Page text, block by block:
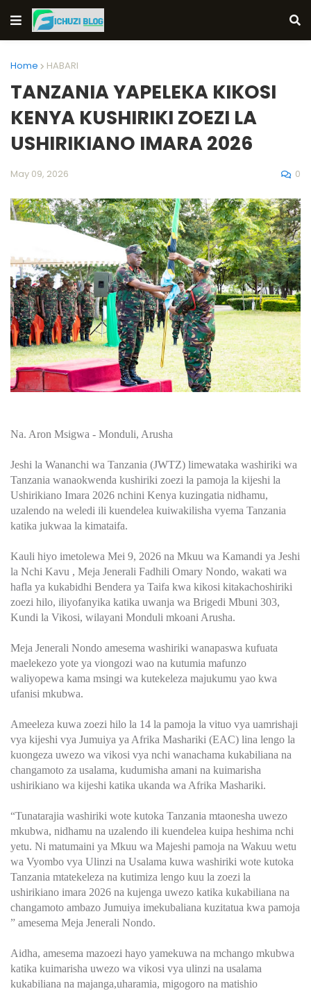
Home HABARI
TANZANIA YAPELEKA KIKOSI
KENYA KUSHIRIKI ZOEZI LA
USHIRIKIANO IMARA 2026
May 09, 2026 0
Na. Aron Msigwa - Monduli, Arusha
Jeshi la Wananchi wa Tanzania (JWTZ) limewataka washiriki wa
Tanzania wanaokwenda kushiriki zoezi la pamoja la kijeshi la
Ushirikiano Imara 2026 nchini Kenya kuzingatia nidhamu,
uzalendo na weledi ili kuendelea kuiwakilisha vyema Tanzania
katika jukwaa la kimataifa.
Kauli hiyo imetolewa Mei 9, 2026 na Mkuu wa Kamandi ya Jeshi
la Nchi Kavu , Meja Jenerali Fadhili Omary Nondo, wakati wa
hafla ya kukabidhi Bendera ya Taifa kwa kikosi kitakachoshiriki
zoezi hilo, iliyofanyika katika uwanja wa Brigedi Mbuni 303,
Kundi la Vikosi, wilayani Monduli mkoani Arusha.
Meja Jenerali Nondo amesema washiriki wanapaswa kufuata
maelekezo yote ya viongozi wao na kutumia mafunzo
waliyopewa kama msingi wa kutekeleza majukumu yao kwa
ufanisi mkubwa.
Ameeleza kuwa zoezi hilo la 14 la pamoja la vituo vya uamrishaji
vya kijeshi vya Jumuiya ya Afrika Mashariki (EAC) lina lengo la
kuongeza uwezo wa vikosi vya nchi wanachama kukabiliana na
changamoto za usalama, kudumisha amani na kuimarisha
ushirikiano wa kijeshi katika ukanda wa Afrika Mashariki.
“Tunatarajia washiriki wote kutoka Tanzania mtaonesha uwezo
mkubwa, nidhamu na uzalendo ili kuendelea kuipa heshima nchi
yetu. Ni matumaini ya Mkuu wa Majeshi pamoja na Wakuu wetu
wa Vyombo vya Ulinzi na Usalama kuwa washiriki wote kutoka
Tanzania mtatekeleza na kutimiza lengo kuu la zoezi la
ushirikiano imara 2026 na kujenga uwezo katika kukabiliana na
changamoto ambazo Jumuiya imekubaliana kuzitatua kwa pamoja
” amesema Meja Jenerali Nondo.
Aidha, amesema mazoezi hayo yamekuwa na mchango mkubwa
katika kuimarisha uwezo wa vikosi vya ulinzi na usalama
kukabiliana na majanga,uharamia, migogoro na matishio